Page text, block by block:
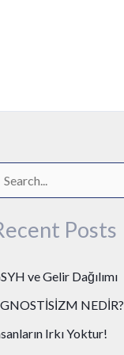
Posts
ve Gelir Dağılımı
NEDİR?
Irkı Yoktur!